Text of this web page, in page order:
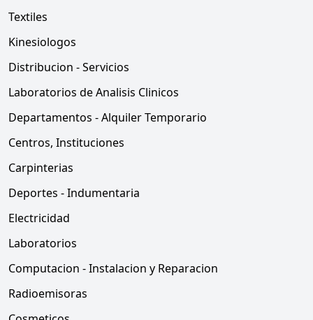
Textiles
Kinesiologos
Distribucion - Servicios
Laboratorios de Analisis Clinicos
Departamentos - Alquiler Temporario
Centros, Instituciones
Carpinterias
Deportes - Indumentaria
Electricidad
Laboratorios
Computacion - Instalacion y Reparacion
Radioemisoras